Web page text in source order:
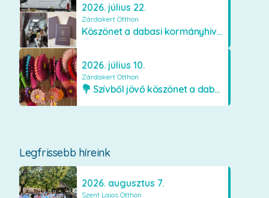
2026. július 22.
Zárdakert Otthon
Köszönet a dabasi kormányhivatal munkatársainak
2026. július 10.
Zárdakert Otthon
💐 Szívből jövő köszönet a dabasi Orimamiknak! 💐
Legfrissebb híreink
2026. augusztus 7.
Szent Lajos Otthon